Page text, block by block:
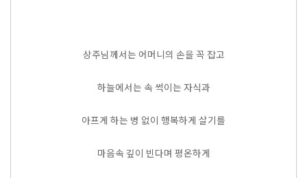
상주님께서는 어머니의 손을 꼭 잡고
하늘에서는 속 썩이는 자식과
아프게 하는 병 없이 행복하게 살기를
마음속 깊이 빈다며 평온하게